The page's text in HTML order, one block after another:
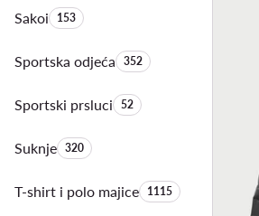
SakoiKoličina proizvoda:
153
Sportska odjećaKoličina proizvoda:
352
Sportski prsluciKoličina proizvoda:
52
SuknjeKoličina proizvoda:
320
T-shirt i polo majiceKoličina proizvoda:
1115